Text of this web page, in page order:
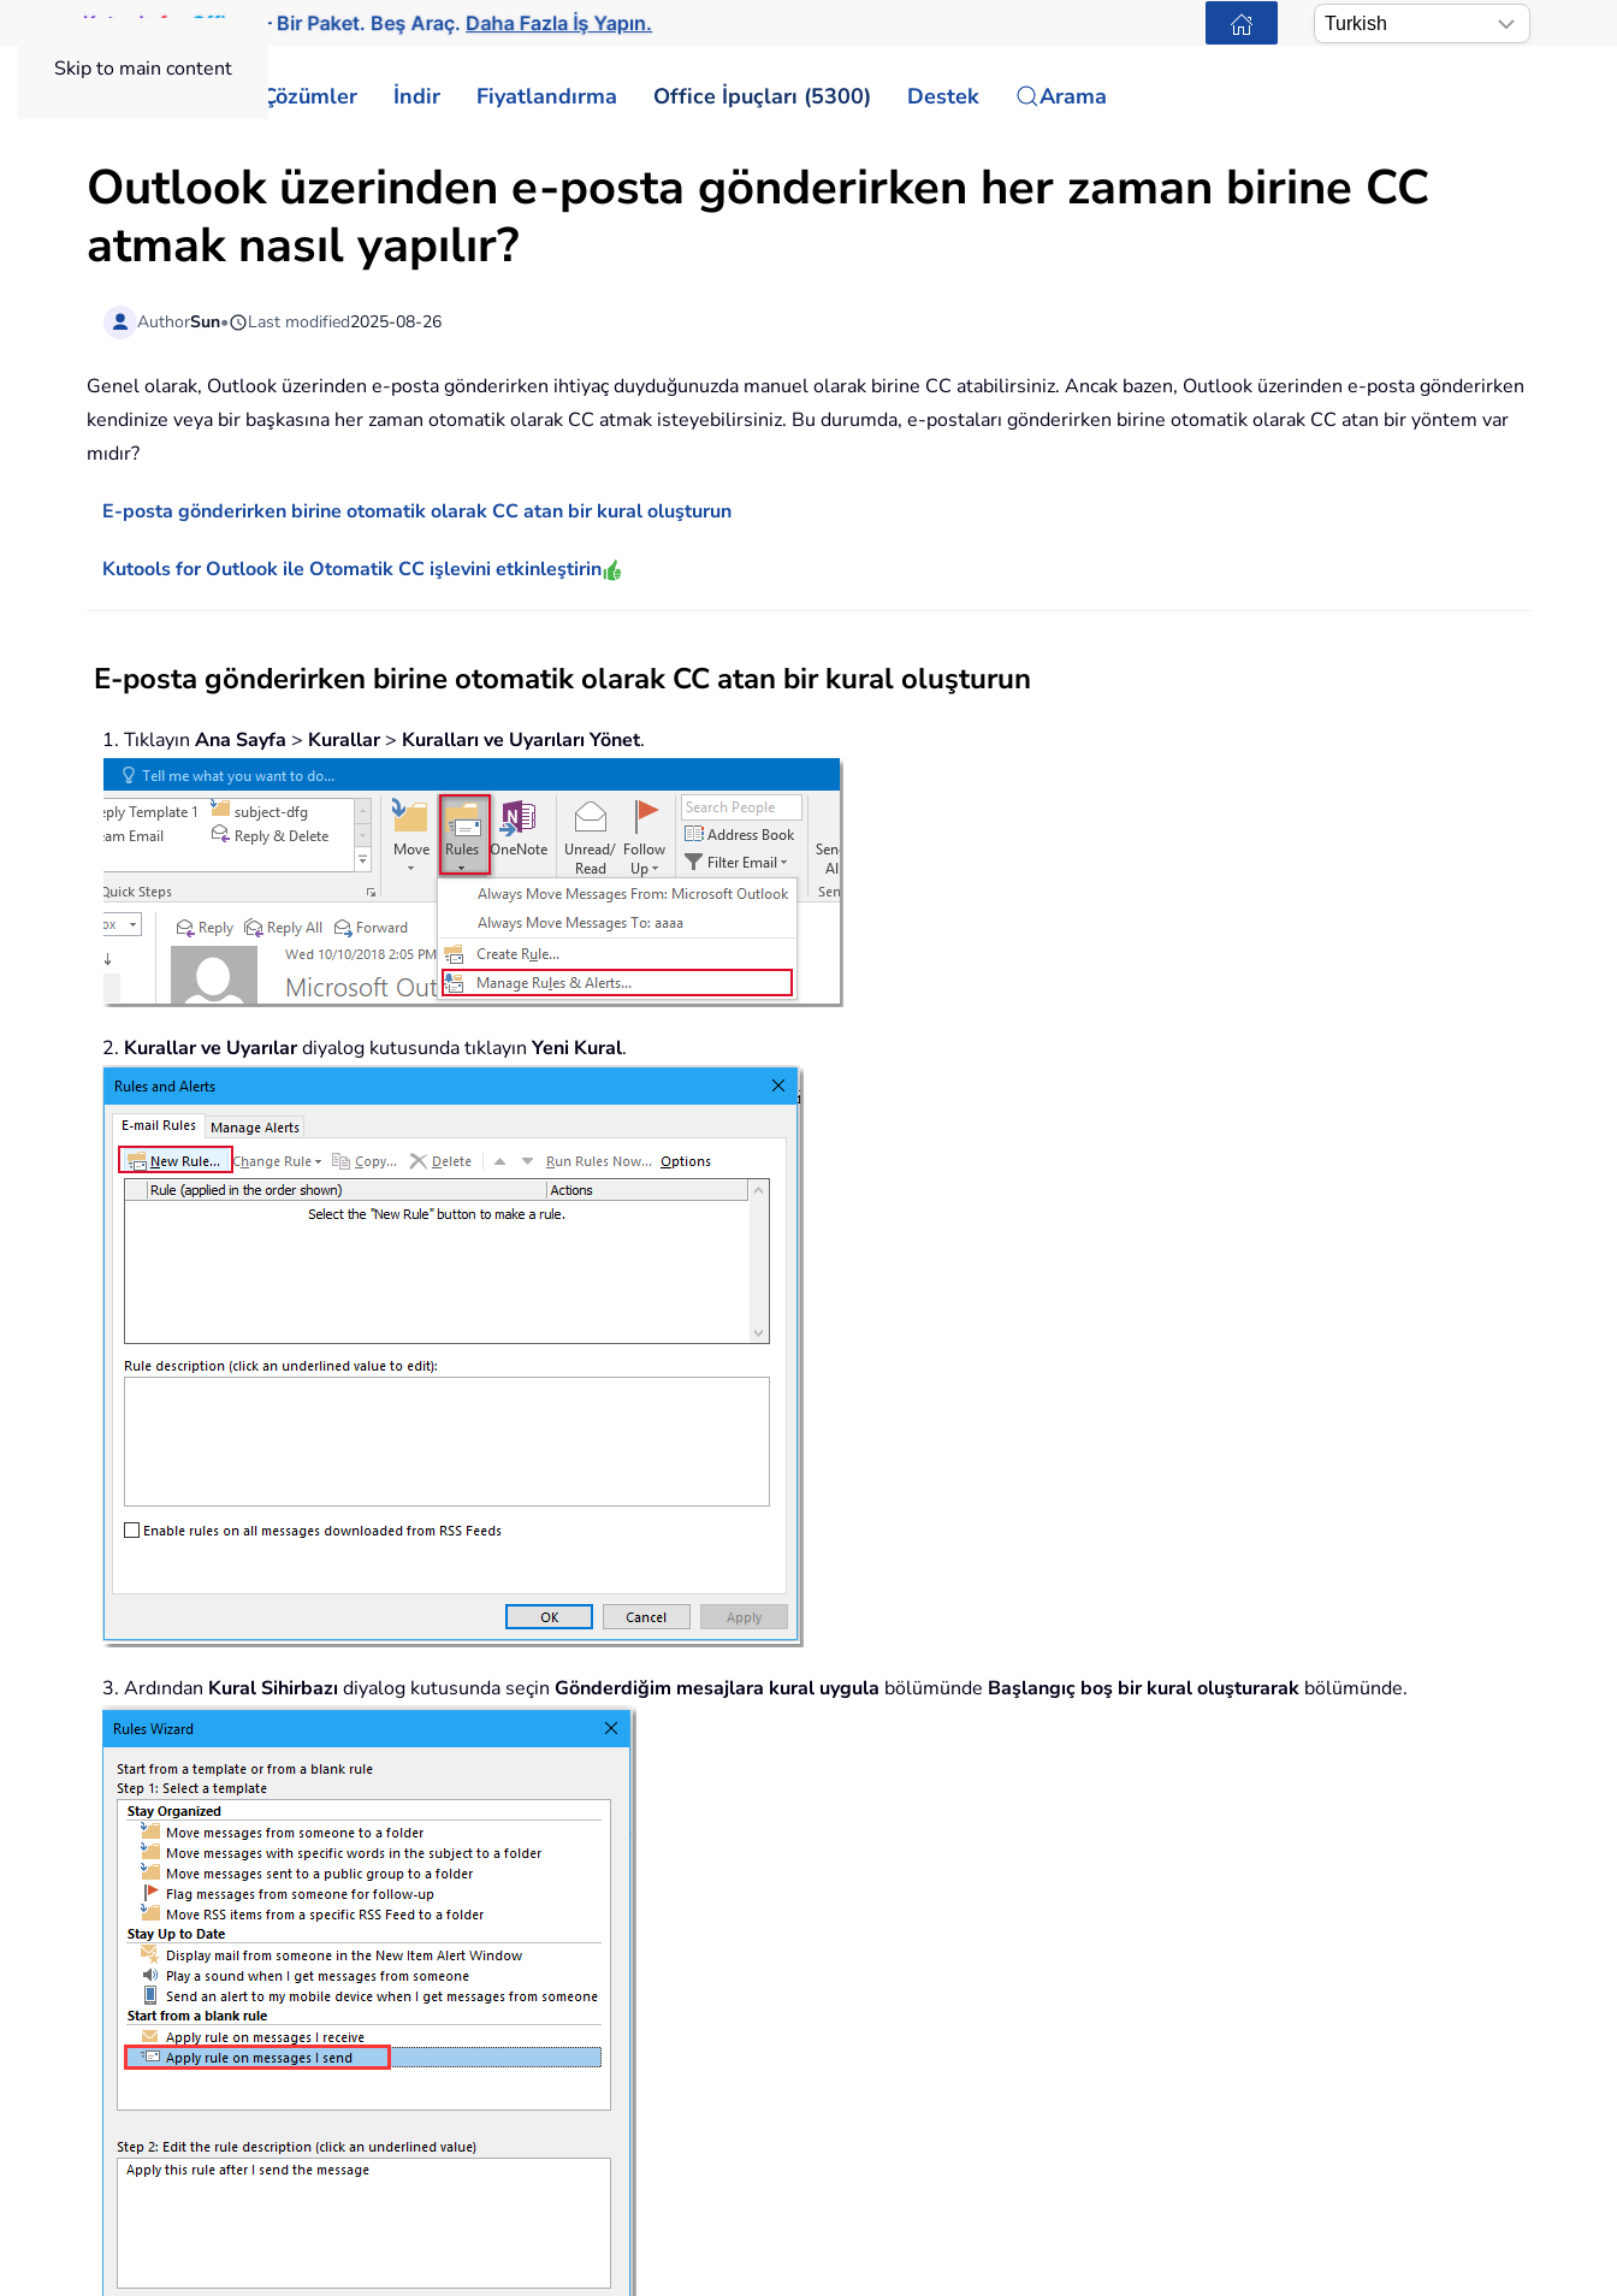
Skip to main content
Kutools for Office — Bir Paket. Beş Araç.Daha Fazla İş Yapın.
Çözümler İndir Fiyatlandırma Office İpuçları (5300) Destek Arama
Outlook üzerinden e-posta gönderirken her zaman birine CC
atmak nasıl yapılır?
AuthorSun• Last modified2025-08-26
Genel olarak, Outlook üzerinden e-posta gönderirken ihtiyaç duyduğunuzda manuel olarak birine CC atabilirsiniz. Ancak bazen, Outlook üzerinden e-posta gönderirken
kendinize veya bir başkasına her zaman otomatik olarak CC atmak isteyebilirsiniz. Bu durumda, e-postaları gönderirken birine otomatik olarak CC atan bir yöntem var
mıdır?
E-posta gönderirken birine otomatik olarak CC atan bir kural oluşturun
Kutools for Outlook ile Otomatik CC işlevini etkinleştirin
E-posta gönderirken birine otomatik olarak CC atan bir kural oluşturun
1. Tıklayın Ana Sayfa > Kurallar> Kuralları ve Uyarıları Yönet.
2. Kurallar ve Uyarılardiyalog kutusunda tıklayın Yeni Kural.
3. Ardından Kural Sihirbazı diyalog kutusunda seçin Gönderdiğim mesajlara kural uygula bölümünde Başlangıç boş bir kural oluşturarak bölümünde.